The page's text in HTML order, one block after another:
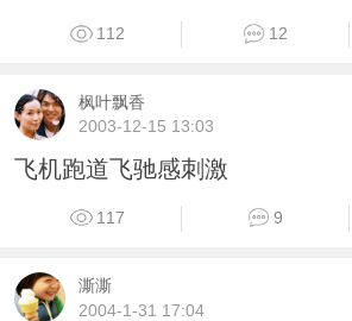
112 12
枫叶飘香
2003-12-15 13:03
飞机跑道飞驰感刺激
117 9
澌澌
2004-1-31 17:04